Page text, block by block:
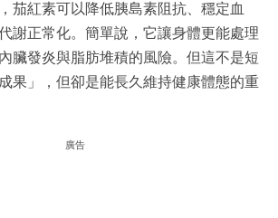
茄紅素可以降低胰島素阻抗、穩定血
謝正常化。簡單說，它讓身體更能處理
臟發炎與脂肪堆積的風險。但這不是短
果」，但卻是能長久維持健康體態的重
廣告